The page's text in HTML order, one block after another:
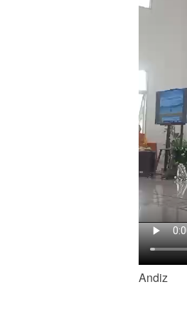
Andiz